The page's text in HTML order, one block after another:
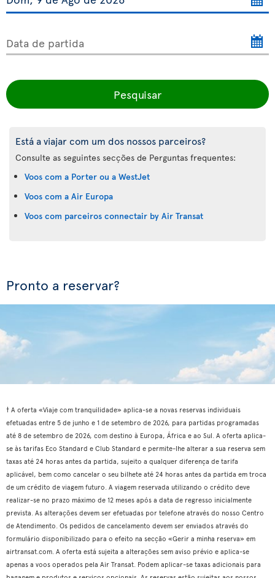
Data de partida
Pesquisar
Está a viajar com um dos nossos parceiros?
Consulte as seguintes secções de Perguntas frequentes:
Voos com a Porter ou a WestJet
Voos com a Air Europa
Voos com parceiros connectair by Air Transat
Pronto a reservar?
† A oferta «Viaje com tranquilidade» aplica-se a novas reservas individuais
efetuadas entre 5 de junho e 1 de setembro de 2026, para partidas programadas
até 8 de setembro de 2026, com destino à Europa, África e ao Sul. A oferta aplica-
se às tarifas Eco Standard e Club Standard e permite-lhe alterar a sua reserva sem
taxas até 24 horas antes da partida, sujeito a qualquer diferença de tarifa
aplicável, bem como cancelar o seu bilhete até 24 horas antes da partida em troca
de um crédito de viagem futuro. A viagem reservada utilizando o crédito deve
realizar-se no prazo máximo de 12 meses após a data de regresso inicialmente
prevista. As alterações devem ser efetuadas por telefone através do nosso Centro
de Atendimento. Os pedidos de cancelamento devem ser enviados através do
formulário disponibilizado para o efeito na secção «Gerir a minha reserva» em
airtransat.com. A oferta está sujeita a alterações sem aviso prévio e aplica-se
apenas a voos operados pela Air Transat. Podem aplicar-se taxas adicionais para